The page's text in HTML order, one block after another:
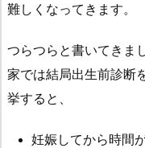
難しくなってきます。
つらつらと書いてきま
家では結局出生前診断
挙すると、
妊娠してから時間